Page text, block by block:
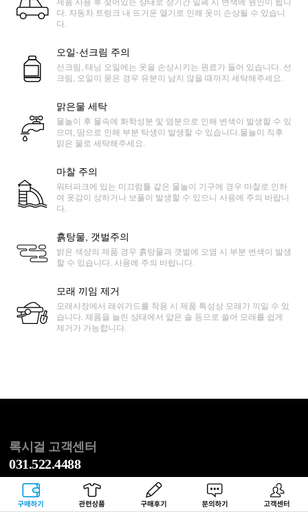
구매하기 관련상품 상품후기 문의하기 고객센터
제품 사용 후 젖어있는 상태로 장기간 밀폐 시 변색에 원인이 됩니
다. 자동차 트렁크 내 뜨거운 열기로 인해 옷이 손상될 수 있습니
다.
오일·선크림 주의
선크림, 태닝 오일에는 옷을 손상시키는 원료가 들어 있습니다. 선
크림, 오일이 묻은 경우 유분이 남지 않을 때까지 세탁해주세요.
맑은물 세탁
물놀이 후 물속에 화학성분 및 염분으로 인해 변색이 발생할 수 있
으며, 땀으로 인해 부분 탁생이 발생할 수 있습니다.물놀이 직후
맑은 물로 세탁해주세요.
마찰 주의
워터파크에 있는 미끄럼틀 같은 물놀이 기구에 경우 마찰로 인하
여 옷감이 상하거나 보풀이 발생할 수 있으니 사용에 주의 바랍니
다.
흙탕물, 갯벌주의
밝은 색상의 제품 경우 흙탕물과 갯벌에 오염 시 부분 변색이 발생
할 수 있습니다. 사용에 주의 바랍니다.
모래 끼임 제거
모래사장에서 래쉬가드를 착용 시 제품 특성상 모래가 끼일 수 있
습니다. 제품을 늘린 상태에서 얇은 솔 등으로 쓸어 모래를 쉽게
제거가 가능합니다.
록시걸 고객센터
031.522.4488
평일 오전 10:00 ~ 오후 05:00 / 토, 일, 공휴일 휴무
점심 오후 12:00 ~ 오후 01:00
반품 주소 : 서울시 송파구 동남로 20길 53 1층 CJ대한통운 록시걸